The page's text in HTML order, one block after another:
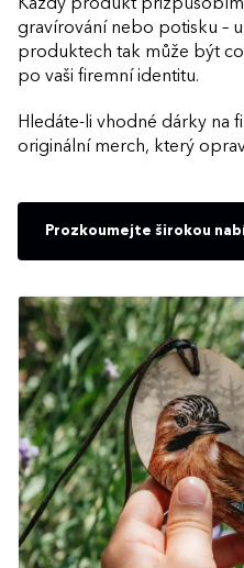
Každý produkt
gravírování nebo potisku –
produktech tak může být
po vaši firemní identitu.
Hledáte-li vhodné dárky na
originální merch, který
Prozkoumejte širokou